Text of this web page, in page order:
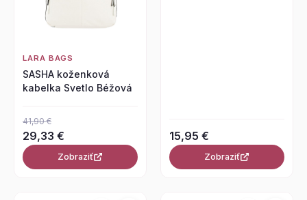
LARA BAGS
SASHA koženková
kabelka Svetlo Béžová
41,90 €
29,33 €
Zobraziť
15,95 €
Zobraziť